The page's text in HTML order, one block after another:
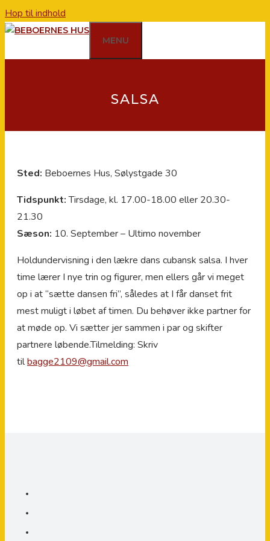
Hop til indhold
MENU
SALSA
Sted: Beboernes Hus, Sølystgade 30
Tidspunkt:Tirsdage, kl. 17.00-18.00 eller 20.30-
21.30
Sæson: 10. September – Ultimo november
Holdundervisning i den lækre dans cubansk salsa. I hver
time lærer I nye trin og figurer, men ellers går vi meget
op i at “sætte dansen fri”, således at I får danset frit
mest muligt i løbet af timen. Du behøver ikke partner for
at møde op. Vi sætter jer sammen i par og skifter
partnere løbende.Tilmelding: Skriv
tilbagge2109@gmail.com